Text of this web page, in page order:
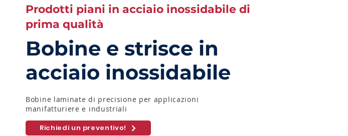
Prodotti piani in acciaio inossidabile di
prima qualità
Bobine e strisce in
acciaio inossidabile
Bobine laminate di precisione per applicazioni
manifatturiere e industriali
Richiedi un preventivo!